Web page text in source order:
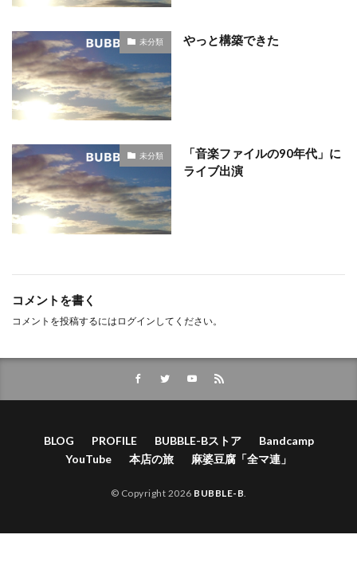
未分類 やっと構築できた
未分類
「音楽ファイルの90年代」に
ライブ出演
コメントを書く
コメントを投稿するには ログイン してください。
BLOG PROFILE BUBBLE-Bストア
Bandcamp
YouTube
本店の旅 麻婆豆腐「全マ連」
© Copyright 2026 BUBBLE-B